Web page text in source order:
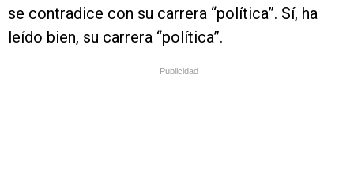
se contradice con su carrera “política”. Sí, ha
leído bien, su carrera “política”.
Publicidad